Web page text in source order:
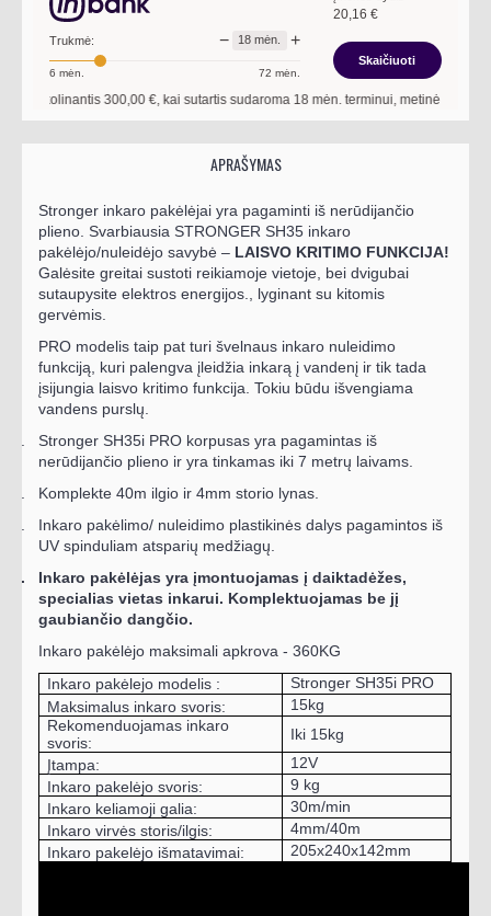
Trukmė: − 18 mėn. +
6 mėn. 72 mėn.
20,16 €
Skaičiuoti
300,00€, kai sutartis sudaroma18mėn. terminui, metinė palūkanų
APRAŠYMAS
Stronger inkaro pakėlėjai yra pagaminti iš nerūdijančio
plieno. Svarbiausia STRONGER SH35 inkaro
pakėlėjo/nuleidėjo savybė – LAISVO KRITIMO FUNKCIJA!
Galėsite greitai sustoti reikiamoje vietoje, bei dvigubai
sutaupysite elektros energijos., lyginant su kitomis
gervėmis.
PRO modelis taip pat turi švelnaus inkaro nuleidimo
funkciją, kuri palengva įleidžia inkarą į vandenį ir tik tada
įsijungia laisvo kritimo funkcija. Tokiu būdu išvengiama
vandens purslų.
Stronger SH35i PRO korpusas yra pagamintas iš
nerūdijančio plieno ir yra tinkamas iki 7 metrų laivams.
Komplekte 40m ilgio ir 4mm storio lynas.
Inkaro pakėlimo/ nuleidimo plastikinės dalys pagamintos iš
UV spinduliam atsparių medžiagų.
5.
Inkaro pakėlėjas yra įmontuojamas į daiktadėžes,
specialias vietas inkarui. Komplektuojamas be jį
gaubiančio dangčio.
Inkaro pakėlėjo maksimali apkrova - 360KG
Inkaro pakėlejo modelis :
Stronger SH35i PRO
Maksimalus inkaro svoris:
15kg
Rekomenduojamas inkaro
svoris:
Iki 15kg
Įtampa:
12V
Inkaro pakelėjo svoris:
9 kg
Inkaro keliamoji galia:
30m/min
Inkaro virvės storis/ilgis:
4mm/40m
Inkaro pakelėjo išmatavimai:
205х240х142mm